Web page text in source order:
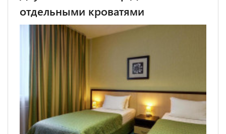
отдельными кроватями